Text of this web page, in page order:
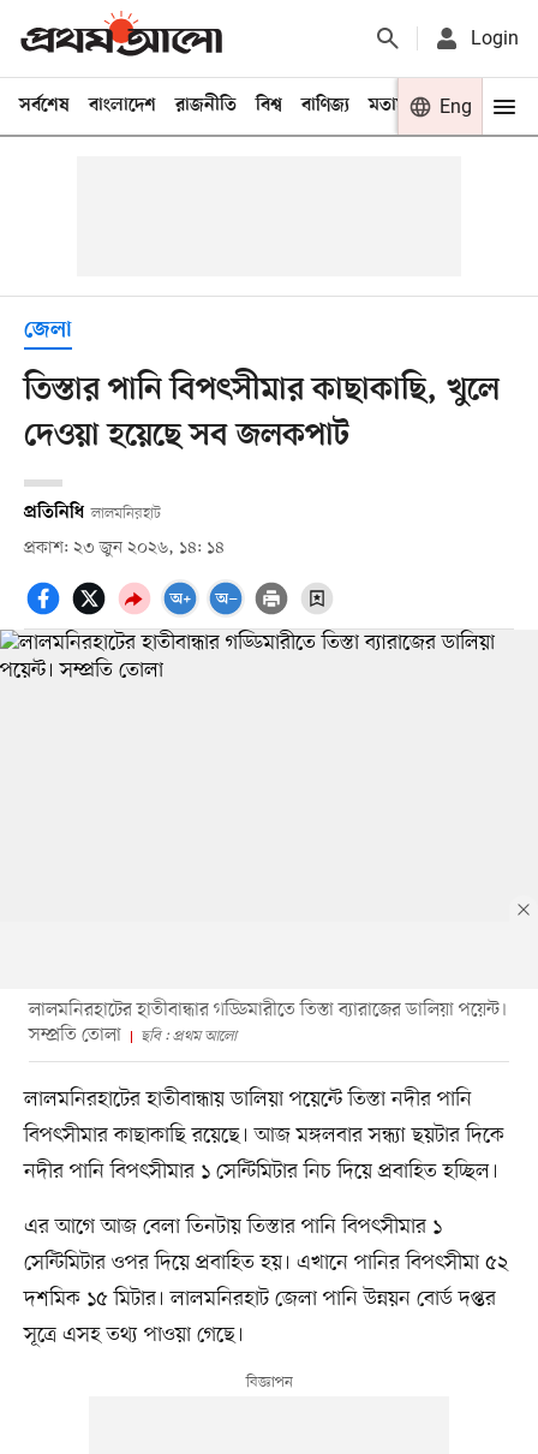
Login
সর্বশেষ বাংলাদেশ রাজনীতি বিশ্ব বাণিজ্য মতামত খেলা
Eng
জেলা
তিস্তার পানি বিপৎসীমার কাছাকাছি, খুলে
দেওয়া হয়েছে সব জলকপাট
প্রতিনিধি লালমনিরহাট
প্রকাশ: ২৩ জুন ২০২৬, ১৪: ১৪
লালমনিরহাটের হাতীবান্ধার গড্ডিমারীতে তিস্তা ব্যারাজের ডালিয়া পয়েন্ট।
সম্প্রতি তোলা
ছবি : প্রথম আলো
লালমনিরহাটের হাতীবান্ধায় ডালিয়া পয়েন্টে তিস্তা নদীর পানি
বিপৎসীমার কাছাকাছি রয়েছে। আজ মঙ্গলবার সন্ধ্যা ছয়টার দিকে
নদীর পানি বিপৎসীমার ১ সেন্টিমিটার নিচ দিয়ে প্রবাহিত হচ্ছিল।
এর আগে আজ বেলা তিনটায় তিস্তার পানি বিপৎসীমার ১
সেন্টিমিটার ওপর দিয়ে প্রবাহিত হয়। এখানে পানির বিপৎসীমা ৫২
দশমিক ১৫ মিটার। লালমনিরহাট জেলা পানি উন্নয়ন বোর্ড দপ্তর
সূত্রে এসহ তথ্য পাওয়া গেছে।